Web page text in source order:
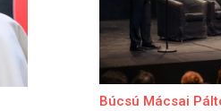
Búcsú Mácsai